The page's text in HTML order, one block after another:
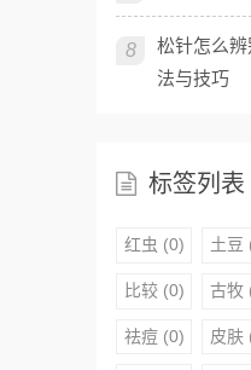
8
松针怎么
法与技巧
标签列表
红虫 (0) 土豆
比较(0) 古牧
祛痘(0) 皮肤